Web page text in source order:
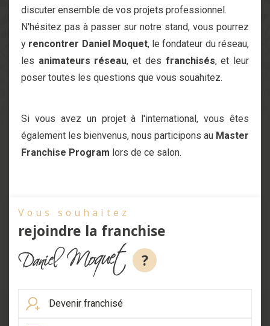
discuter ensemble de vos projets professionnel.
N'hésitez pas à passer sur notre stand, vous pourrez
y rencontrer Daniel Moquet, le fondateur du réseau,
les animateurs réseau, et des franchisés, et leur
poser toutes les questions que vous souahitez.
Si vous avez un projet à l'international, vous êtes
également les bienvenus, nous participons au Master
Franchise Program lors de ce salon.
Vous souhaitez
rejoindre la franchise
?
Devenir franchisé